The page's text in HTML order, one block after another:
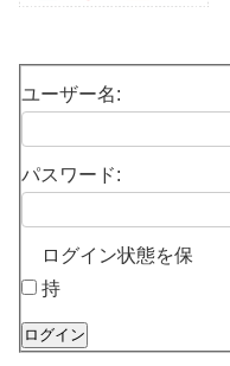
ユーザー名:
パスワード:
ログイン状態を保
持
ログイン